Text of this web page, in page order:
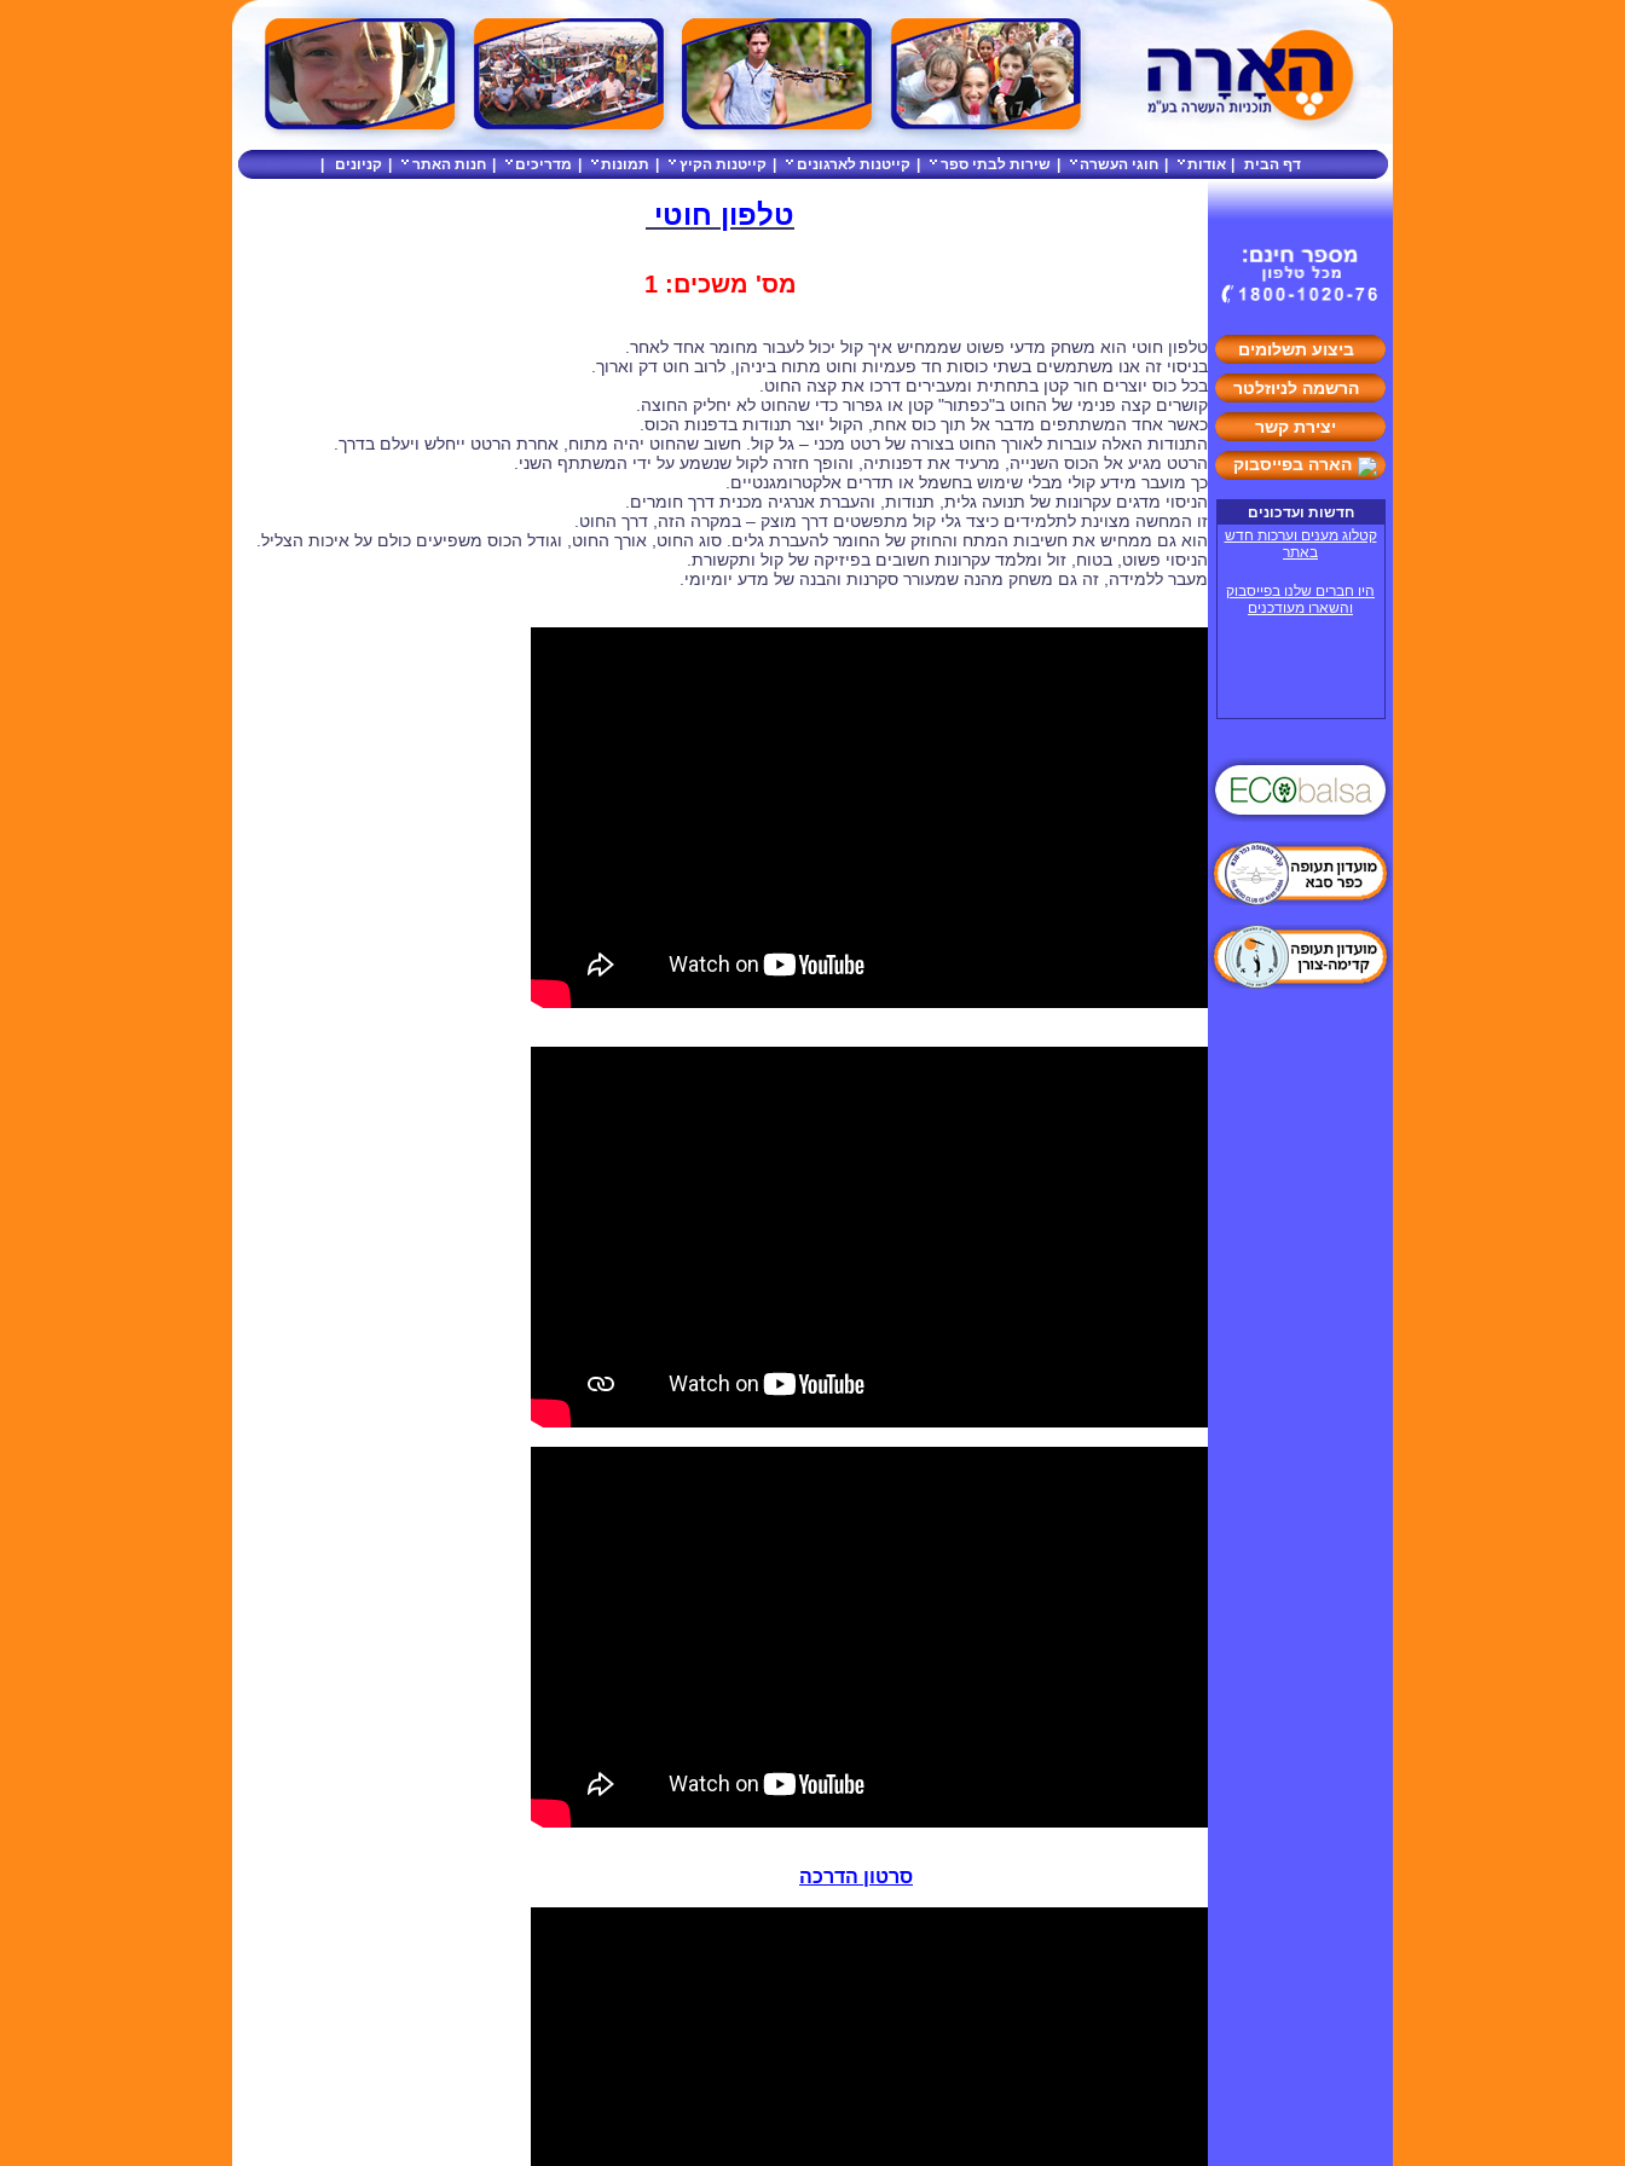
דף הבית אודות חוגי העשרה שירות לבתי ספר קייטנות לארגונים קייטנות הקיץ תמונות מדריכים חנות האתר קניונים
ביצוע תשלומים
הרשמה לניוזלטר
יצירת קשר
הארה בפייסבוק
חדשות ועדכונים
קטלוג מענים וערכות חדש
באתר
היו חברים שלנו בפייסבוק
והשארו מעודכנים
טלפון חוטי
מס' משכים: 1
טלפון חוטי הוא משחק מדעי פשוט שממחיש איך קול יכול לעבור מחומר אחד לאחר.
בניסוי זה אנו משתמשים בשתי כוסות חד פעמיות וחוט מתוח ביניהן, לרוב חוט דק וארוך.
בכל כוס יוצרים חור קטן בתחתית ומעבירים דרכו את קצה החוט.
קושרים קצה פנימי של החוט ב"כפתור" קטן או גפרור כדי שהחוט לא יחליק החוצה.
כאשר אחד המשתתפים מדבר אל תוך כוס אחת, הקול יוצר תנודות בדפנות הכוס.
התנודות האלה עוברות לאורך החוט בצורה של רטט מכני – גל קול. חשוב שהחוט יהיה מתוח, אחרת הרטט ייחלש ויעלם בדרך.
הרטט מגיע אל הכוס השנייה, מרעיד את דפנותיה, והופך חזרה לקול שנשמע על ידי המשתתף השני.
כך מועבר מידע קולי מבלי שימוש בחשמל או תדרים אלקטרומגנטיים.
הניסוי מדגים עקרונות של תנועה גלית, תנודות, והעברת אנרגיה מכנית דרך חומרים.
זו המחשה מצוינת לתלמידים כיצד גלי קול מתפשטים דרך מוצק – במקרה הזה, דרך החוט.
הוא גם ממחיש את חשיבות המתח והחוזק של החומר להעברת גלים. סוג החוט, אורך החוט, וגודל הכוס משפיעים כולם על איכות הצליל.
הניסוי פשוט, בטוח, זול ומלמד עקרונות חשובים בפיזיקה של קול ותקשורת.
מעבר ללמידה, זה גם משחק מהנה שמעורר סקרנות והבנה של מדע יומיומי.
סרטון הדרכה